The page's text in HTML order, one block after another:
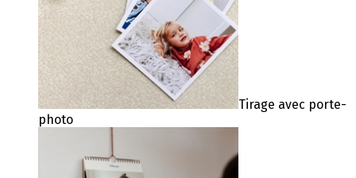
Tirage avec porte-
photo